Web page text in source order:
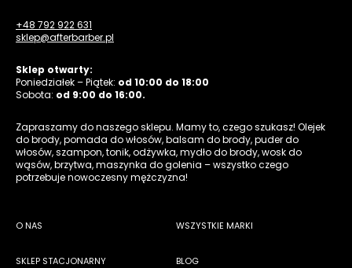
+48 792 922 631
sklep@afterbarber.pl
Sklep otwarty:
Poniedziałek – Piątek: od 10:00 do 18:00
Sobota: od 9:00 do 16:00.
Zapraszamy do naszego sklepu. Mamy to, czego szukasz! Olejek
do brody, pomada do włosów, balsam do brody, puder do
włosów, szampon, tonik, odżywka, mydło do brody, wosk do
wąsów, brzytwa, maszynka do golenia – wszystko czego
potrzebuje nowoczesny mężczyzna!
O NAS WSZYSTKIE MARKI
SKLEP STACJONARNY BLOG